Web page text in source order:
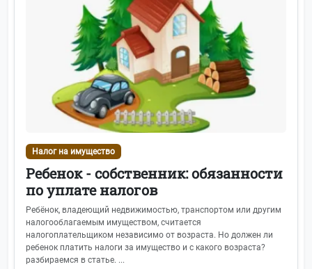
Налог на имущество
Ребенок - собственник: обязанности
по уплате налогов
Ребёнок, владеющий недвижимостью, транспортом или другим
налогооблагаемым имуществом, считается
налогоплательщиком независимо от возраста. Но должен ли
ребенок платить налоги за имущество и с какого возраста?
разбираемся в статье. ...